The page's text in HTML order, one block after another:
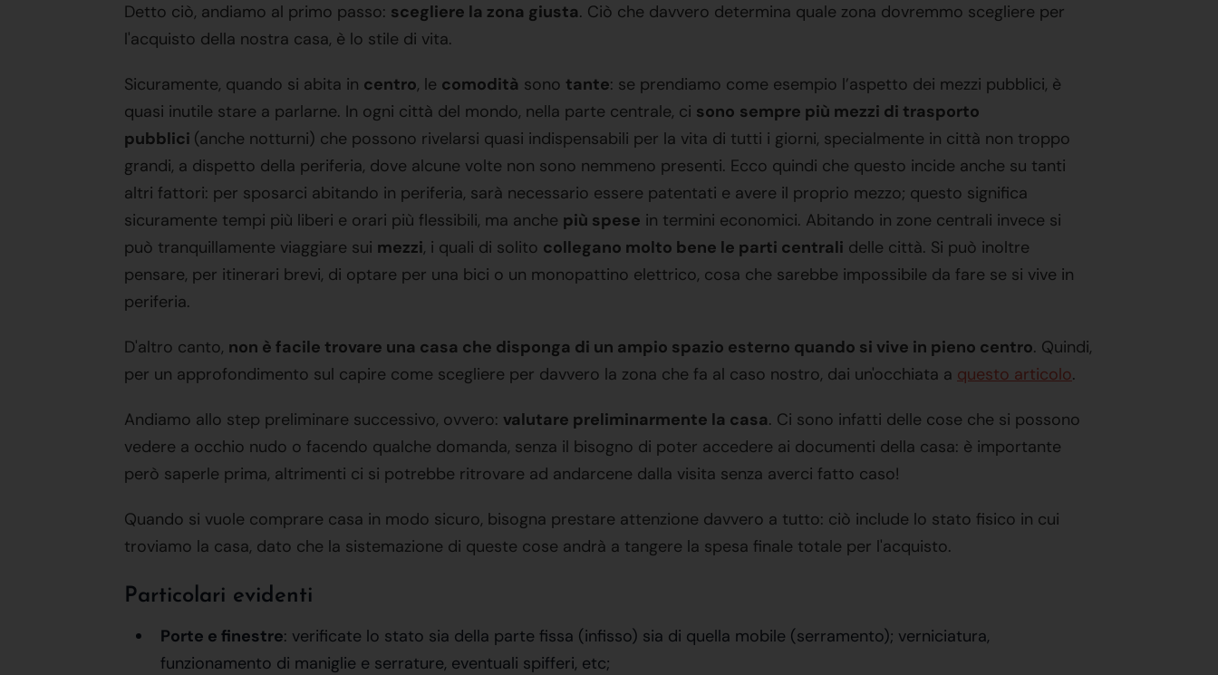
Detto ciò, andiamo al primo passo: scegliere la zona giusta. Ciò che davvero determina quale zona dovremmo scegliere per
l'acquisto della nostra casa, è lo stile di vita.
Sicuramente, quando si abita in centro, le comodità sono tante: se prendiamo come esempio l’aspetto dei mezzi pubblici, è
quasi inutile stare a parlarne. In ogni città del mondo, nella parte centrale, ci sono sempre più mezzi di trasporto
pubblici (anche notturni) che possono rivelarsi quasi indispensabili per la vita di tutti i giorni, specialmente in città non troppo
grandi, a dispetto della periferia, dove alcune volte non sono nemmeno presenti. Ecco quindi che questo incide anche su tanti
altri fattori: per sposarci abitando in periferia, sarà necessario essere patentati e avere il proprio mezzo; questo significa
sicuramente tempi più liberi e orari più flessibili, ma anche più spese in termini economici. Abitando in zone centrali invece si
può tranquillamente viaggiare sui mezzi, i quali di solito collegano molto bene le parti centrali delle città. Si può inoltre
pensare, per itinerari brevi, di optare per una bici o un monopattino elettrico, cosa che sarebbe impossibile da fare se si vive in
periferia.
D'altro canto, non è facile trovare una casa che disponga di un ampio spazio esterno quando si vive in pieno centro. Quindi,
per un approfondimento sul capire come scegliere per davvero la zona che fa al caso nostro, dai un'occhiata a questo articolo.
Andiamo allo step preliminare successivo, ovvero: valutare preliminarmente la casa. Ci sono infatti delle cose che si possono
vedere a occhio nudo o facendo qualche domanda, senza il bisogno di poter accedere ai documenti della casa: è importante
però saperle prima, altrimenti ci si potrebbe ritrovare ad andarcene dalla visita senza averci fatto caso!
Quando si vuole comprare casa in modo sicuro, bisogna prestare attenzione davvero a tutto: ciò include lo stato fisico in cui
troviamo la casa, dato che la sistemazione di queste cose andrà a tangere la spesa finale totale per l'acquisto.
Particolari evidenti
Porte e finestre: verificate lo stato sia della parte fissa (infisso) sia di quella mobile (serramento); verniciatura,
funzionamento di maniglie e serrature, eventuali spifferi, etc;